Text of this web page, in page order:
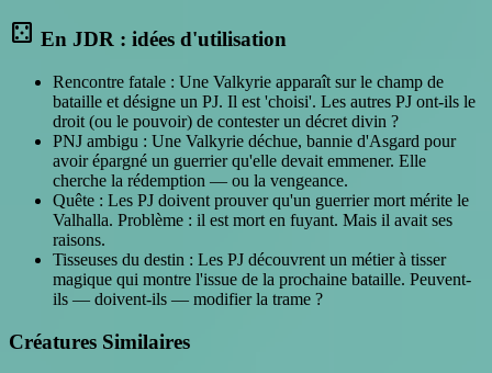
casino En JDR : idées d'utilisation
Rencontre fatale : Une Valkyrie apparaît sur le champ de
bataille et désigne un PJ. Il est 'choisi'. Les autres PJ ont-ils le
droit (ou le pouvoir) de contester un décret divin ?
PNJ ambigu : Une Valkyrie déchue, bannie d'Asgard pour
avoir épargné un guerrier qu'elle devait emmener. Elle
cherche la rédemption — ou la vengeance.
Quête : Les PJ doivent prouver qu'un guerrier mort mérite le
Valhalla. Problème : il est mort en fuyant. Mais il avait ses
raisons.
Tisseuses du destin : Les PJ découvrent un métier à tisser
magique qui montre l'issue de la prochaine bataille. Peuvent-
ils — doivent-ils — modifier la trame ?
Créatures Similaires